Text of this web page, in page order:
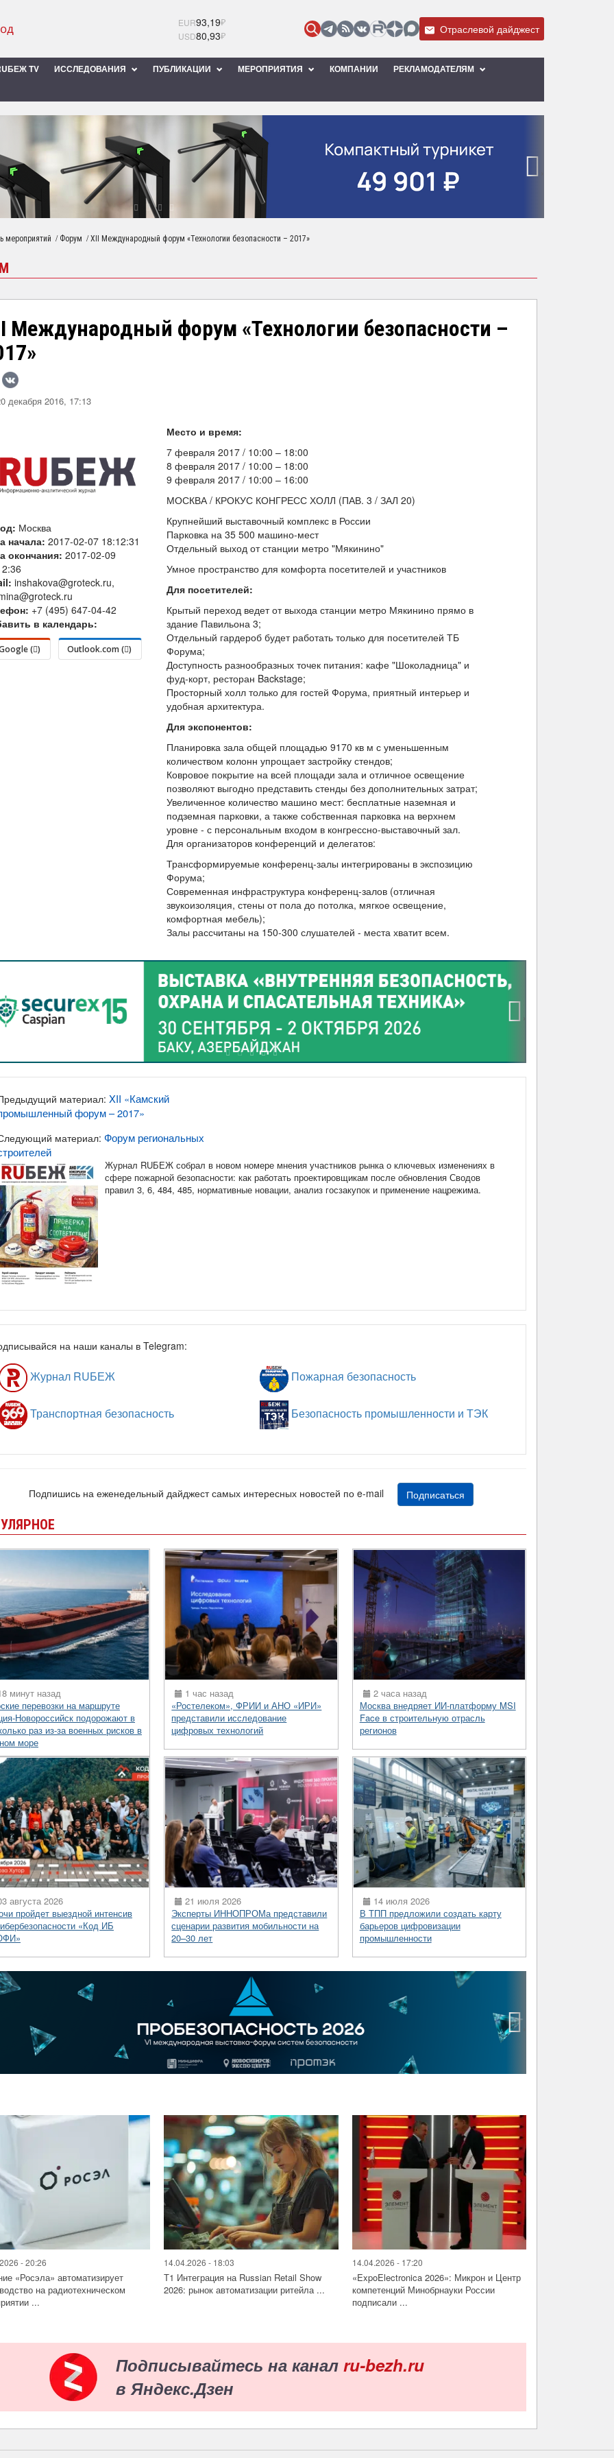
EUR93,19₽
USD80,93₽ Отраслевой дайджест
TV ИССЛЕДОВАНИЯ ПУБЛИКАЦИИ МЕРОПРИЯТИЯ КОМПАНИИ РЕКЛАМОДАТЕЛЯМ
мероприятий / Форум /XII Международный форум «Технологии безопасности – 2017»
Международный форум «Технологии безопасности –
декабря 2016, 17:13
Москва
начала: 2017-02-07 18:12:31
окончания: 2017-02-09
inshakova@groteck.ru,
+7 (495) 647-04-42
в календарь:
( ) Outlook.com ( )
Место и время:
7 февраля 2017 / 10:00 – 18:00
8 февраля 2017 / 10:00 – 18:00
9 февраля 2017 / 10:00 – 16:00
МОСКВА / КРОКУС КОНГРЕСС ХОЛЛ (ПАВ. 3 / ЗАЛ 20)
Крупнейший выставочный комплекс в России
Парковка на 35 500 машино-мест
Отдельный выход от станции метро "Мякинино"
Умное пространство для комфорта посетителей и участников
Для посетителей:
Крытый переход ведет от выхода станции метро Мякинино прямо в
здание Павильона 3;
Отдельный гардероб будет работать только для посетителей ТБ
Форума;
Доступность разнообразных точек питания: кафе "Шоколадница" и
фуд-корт, ресторан Backstage;
Просторный холл только для гостей Форума, приятный интерьер и
удобная архитектура.
Для экспонентов:
Планировка зала общей площадью 9170 кв м с уменьшенным
количеством колонн упрощает застройку стендов;
Ковровое покрытие на всей площади зала и отличное освещение
позволяют выгодно представить стенды без дополнительных затрат;
Увеличенное количество машино мест: бесплатные наземная и
подземная парковки, а также собственная парковка на верхнем
уровне - с персональным входом в конгрессно-выставочный зал.
Для организаторов конференций и делегатов:
Трансформируемые конференц-залы интегрированы в экспозицию
Форума;
Современная инфраструктура конференц-залов (отличная
звукоизоляция, стены от пола до потолка, мягкое освещение,
комфортная мебель);
Залы рассчитаны на 150-300 слушателей - места хватит всем.
›
материал: XII «Камский
форум – 2017»
материал: Форум региональных
Журнал RUБЕЖ собрал в новом номере мнения участников рынка о ключевых изменениях в
сфере пожарной безопасности: как работать проектировщикам после обновления Сводов
правил 3, 6, 484, 485, нормативные новации, анализ госзакупок и применение нацрежима.
на наши каналы в Telegram:
Журнал RUБЕЖ Пожарная безопасность
Транспортная безопасность Безопасность промышленности и ТЭК
Подпишись на еженедельный дайджест самых интересных новостей по e-mail Подписаться
минут назад
перевозки на маршруте
Новороссийск подорожают в
раз из-за военных рисков в
море
1 час назад
«Ростелеком», ФРИИ и АНО «ИРИ»
представили исследование
цифровых технологий
2 часа назад
Москва внедряет ИИ-платформу MSI
Face в строительную отрасль
регионов
августа 2026
пройдет выездной интенсив
«Код ИБ
21 июля 2026
Эксперты ИННОПРОМа представили
сценарии развития мобильности на
20–30 лет
14 июля 2026
В ТПП предложили создать карту
барьеров цифровизации
промышленности
- 20:26
«Росэла» автоматизирует
на радиотехническом
...
14.04.2026 - 18:03
Т1 Интеграция на Russian Retail Show
2026: рынок автоматизации ритейла ...
14.04.2026 - 17:20
«ExpoElectronica 2026»: Микрон и Центр
компетенций Минобрнауки России
подписали ...
Подписывайтесь на канал ru-bezh.ru
в Яндекс.Дзен